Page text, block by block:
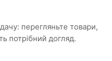
перегляньте товари,
потрібний догляд.